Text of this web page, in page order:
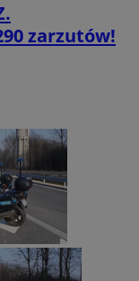
zarzutów!